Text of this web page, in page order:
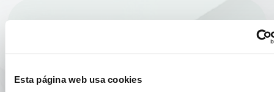
Esta página web usa cookies
Fundación Anecoop